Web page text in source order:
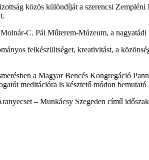
közös különdíját a szerencsi
C. Pál Műterem-Múzeum, a
felkészültséget, kreativitást, a
a Magyar Bencés Kongregáció
meditációra is késztető módon bemutató
– Munkácsy Szegeden című